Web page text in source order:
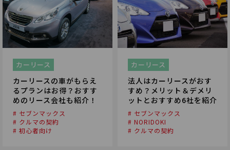
カーリース
カーリースの車がもらえ
るプランはお得？おすす
めのリース会社も紹介！
# セブンマックス
# クルマの契約
# 初心者向け
カーリース
法人はカーリースがおす
すめ？メリット＆デメリ
ットとおすすめ6社を紹介
# セブンマックス
# NORIDOKI
# クルマの契約